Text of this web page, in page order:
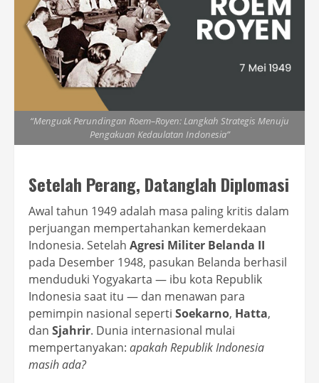
“Menguak Perundingan Roem–Royen: Langkah Strategis Menuju
Pengakuan Kedaulatan Indonesia”
Setelah Perang, Datanglah Diplomasi
Awal tahun 1949 adalah masa paling kritis dalam
perjuangan mempertahankan kemerdekaan
Indonesia. Setelah Agresi Militer Belanda II
pada Desember 1948, pasukan Belanda berhasil
menduduki Yogyakarta — ibu kota Republik
Indonesia saat itu — dan menawan para
pemimpin nasional seperti Soekarno, Hatta,
dan Sjahrir. Dunia internasional mulai
mempertanyakan: apakah Republik Indonesia
masih ada?